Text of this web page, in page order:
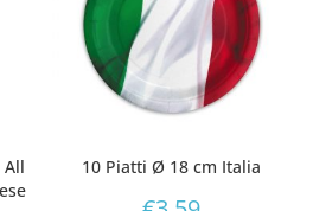
All
10 Piatti Ø 18 cm Italia